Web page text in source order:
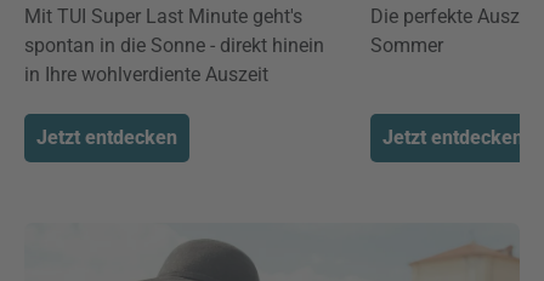
Mit TUI Super Last Minute geht's
spontan in die Sonne - direkt hinein
in Ihre wohlverdiente Auszeit
Jetzt entdecken
Die perfekte
Sommer
Jetzt entdecken